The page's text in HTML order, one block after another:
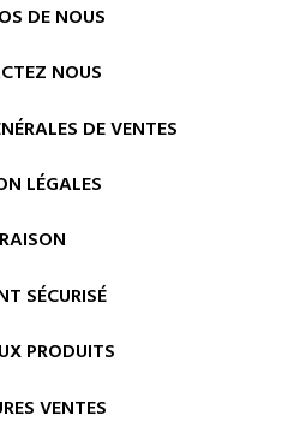
DE NOUS
NOUS
DE VENTES
LÉGALES
SÉCURISÉ
PRODUITS
VENTES